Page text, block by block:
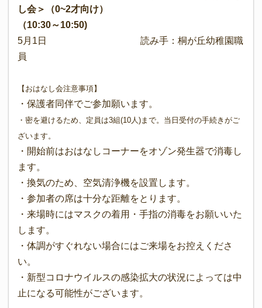
し会＞（0~2才向け）
（10:30～10:50)
5月1日 読み手：桐が丘幼稚園職
員
【おはなし会注意事項】
・保護者同伴でご参加願います。
・密を避けるため、定員は3組(10人)まで。当日受付の手続きがご
ざいます。
・開始前はおはなしコーナーをオゾン発生器で消毒し
ます。
・換気のため、空気清浄機を設置します。
・参加者の席は十分な距離をとります。
・来場時にはマスクの着用・手指の消毒をお願いいた
します。
・体調がすぐれない場合にはご来場をお控えくださ
い。
・新型コロナウイルスの感染拡大の状況によっては中
止になる可能性がございます。